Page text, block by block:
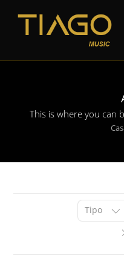
contenuto
This is where you can
Tipo